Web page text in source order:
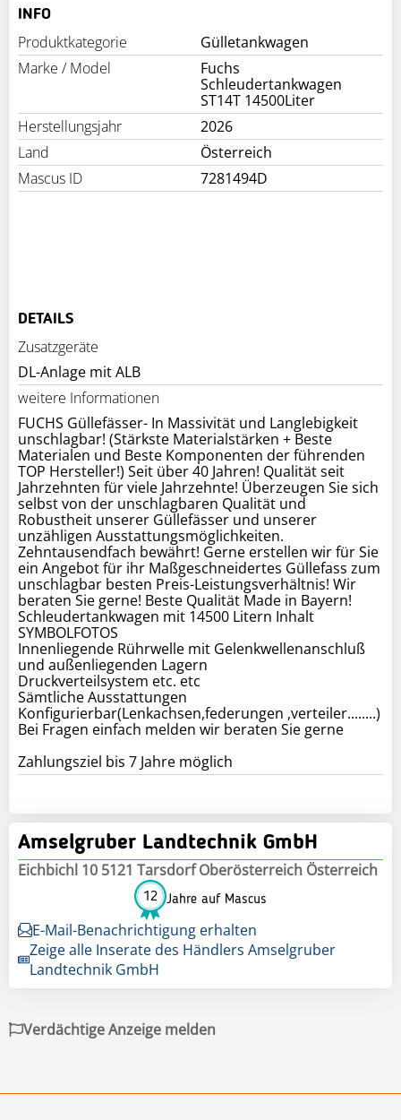
INFO
Produktkategorie
Gülletankwagen
Marke / Model
Fuchs
Schleudertankwagen
ST14T 14500Liter
Herstellungsjahr
2026
Land
Österreich
Mascus ID
7281494D
DETAILS
Zusatzgeräte
weitere Informationen
FUCHS Güllefässer- In Massivität und Langlebigkeit
unschlagbar! (Stärkste Materialstärken + Beste
Materialen und Beste Komponenten der führenden
TOP Hersteller!) Seit über 40 Jahren! Qualität seit
Jahrzehnten für viele Jahrzehnte! Überzeugen Sie sich
selbst von der unschlagbaren Qualität und
Robustheit unserer Güllefässer und unserer
unzähligen Ausstattungsmöglichkeiten.
Zehntausendfach bewährt! Gerne erstellen wir für Sie
ein Angebot für ihr Maßgeschneidertes Güllefass zum
unschlagbar besten Preis-Leistungsverhältnis! Wir
beraten Sie gerne! Beste Qualität Made in Bayern!
Schleudertankwagen mit 14500 Litern Inhalt
SYMBOLFOTOS
Innenliegende Rührwelle mit Gelenkwellenanschluß
und außenliegenden Lagern
Druckverteilsystem etc. etc
Sämtliche Ausstattungen
Konfigurierbar(Lenkachsen,federungen ,verteiler........)
Bei Fragen einfach melden wir beraten Sie gerne
Zahlungsziel bis 7 Jahre möglich
Amselgruber Landtechnik GmbH
Eichbichl 10 5121 Tarsdorf Oberösterreich Österreich
12 Jahre auf Mascus
E-Mail-Benachrichtigung erhalten
Zeige alle Inserate des Händlers Amselgruber
Landtechnik GmbH
Verdächtige Anzeige melden